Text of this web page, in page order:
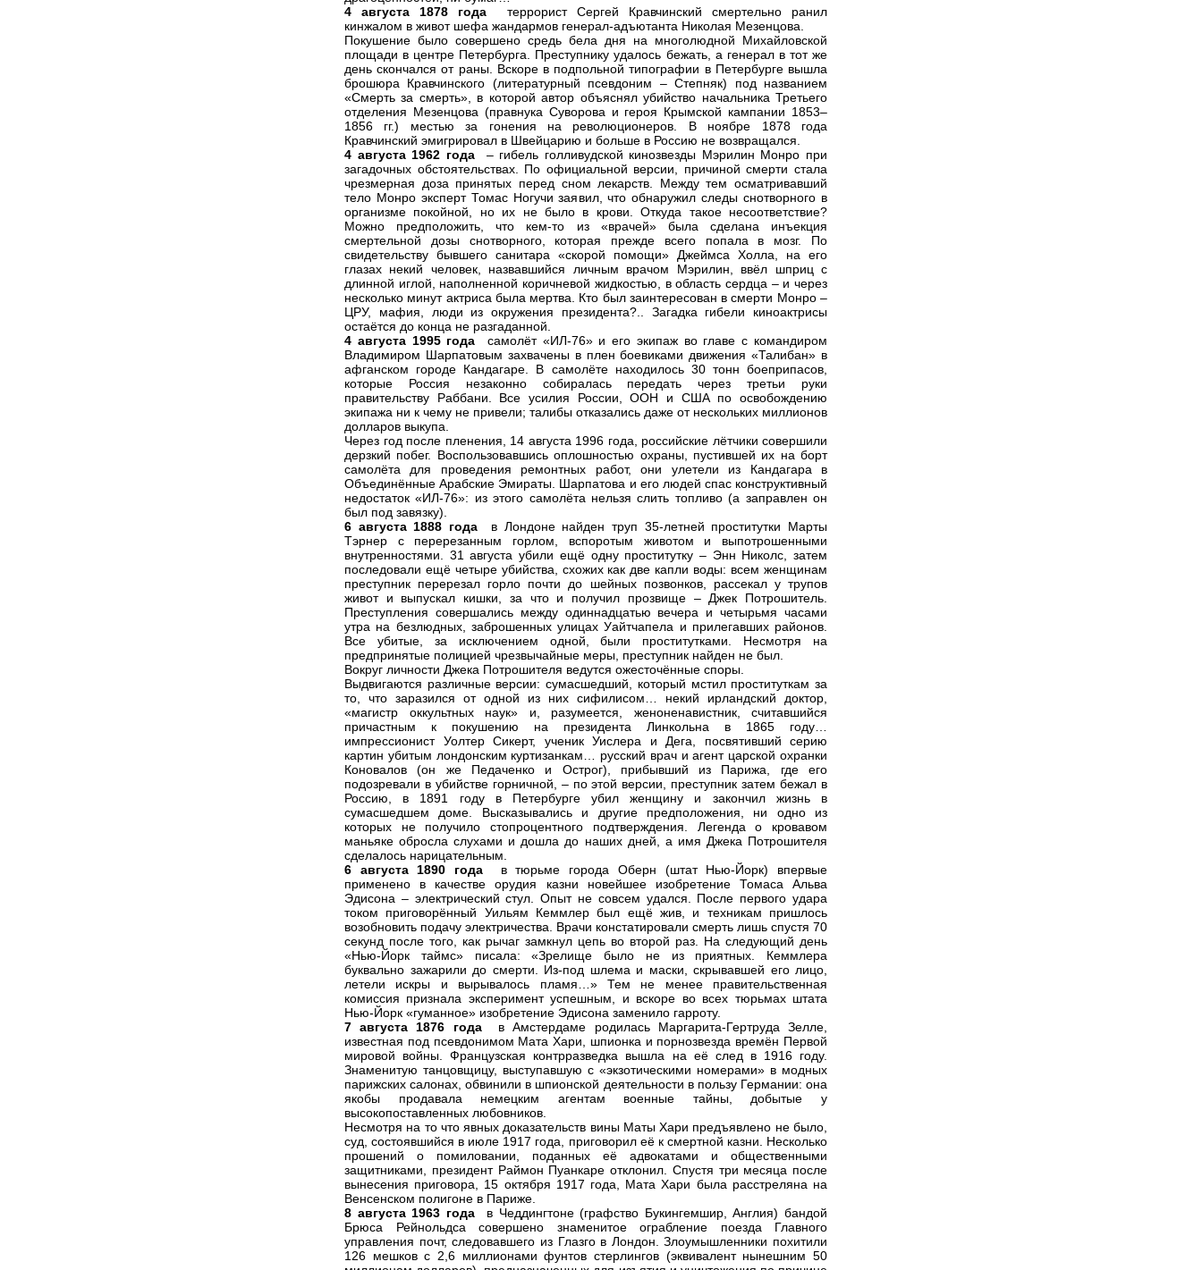
4 августа 1878 года террорист Сергей Кравчинский смертельно ранил
кинжалом в живот шефа жандармов генерал-адъютанта Николая Мезенцова.
Покушение было совершено средь бела дня на многолюдной Михайловской
площади в центре Петербурга. Преступнику удалось бежать, а генерал в тот же
день скончался от раны. Вскоре в подпольной типографии в Петербурге вышла
брошюра Кравчинского (литературный псевдоним – Степняк) под названием
«Смерть за смерть», в которой автор объяснял убийство начальника Третьего
отделения Мезенцова (правнука Суворова и героя Крымской кампании 1853–
1856 гг.) местью за гонения на революционеров. В ноябре 1878 года
Кравчинский эмигрировал в Швейцарию и больше в Россию не возвращался.
4 августа 1962 года– гибель голливудской кинозвезды Мэрилин Монро при
загадочных обстоятельствах. По официальной версии, причиной смерти стала
чрезмерная доза принятых перед сном лекарств. Между тем осматривавший
тело Монро эксперт Томас Ногучи заявил, что обнаружил следы снотворного в
организме покойной, но их не было в крови. Откуда такое несоответствие?
Можно предположить, что кем-то из «врачей» была сделана инъекция
смертельной дозы снотворного, которая прежде всего попала в мозг. По
свидетельству бывшего санитара «скорой помощи» Джеймса Холла, на его
глазах некий человек, назвавшийся личным врачом Мэрилин, ввёл шприц с
длинной иглой, наполненной коричневой жидкостью, в область сердца – и через
несколько минут актриса была мертва. Кто был заинтересован в смерти Монро –
ЦРУ, мафия, люди из окружения президента?.. Загадка гибели киноактрисы
остаётся до конца не разгаданной.
4 августа 1995 года самолёт «ИЛ-76» и его экипаж во главе с командиром
Владимиром Шарпатовым захвачены в плен боевиками движения «Талибан» в
афганском городе Кандагаре. В самолёте находилось 30 тонн боеприпасов,
которые Россия незаконно собиралась передать через третьи руки
правительству Раббани. Все усилия России, ООН и США по освобождению
экипажа ни к чему не привели; талибы отказались даже от нескольких миллионов
долларов выкупа.
Через год после пленения, 14 августа 1996 года, российские лётчики совершили
дерзкий побег. Воспользовавшись оплошностью охраны, пустившей их на борт
самолёта для проведения ремонтных работ, они улетели из Кандагара в
Объединённые Арабские Эмираты. Шарпатова и его людей спас конструктивный
недостаток «ИЛ-76»: из этого самолёта нельзя слить топливо (а заправлен он
был под завязку).
6 августа 1888 годав Лондоне найден труп 35-летней проститутки Марты
Тэрнер с перерезанным горлом, вспоротым животом и выпотрошенными
внутренностями. 31 августа убили ещё одну проститутку – Энн Николс, затем
последовали ещё четыре убийства, схожих как две капли воды: всем женщинам
преступник перерезал горло почти до шейных позвонков, рассекал у трупов
живот и выпускал кишки, за что и получил прозвище – Джек Потрошитель.
Преступления совершались между одиннадцатью вечера и четырьмя часами
утра на безлюдных, заброшенных улицах Уайтчапела и прилегавших районов.
Все убитые, за исключением одной, были проститутками. Несмотря на
предпринятые полицией чрезвычайные меры, преступник найден не был.
Вокруг личности Джека Потрошителя ведутся ожесточённые споры.
Выдвигаются различные версии: сумасшедший, который мстил проституткам за
то, что заразился от одной из них сифилисом… некий ирландский доктор,
«магистр оккультных наук» и, разумеется, женоненавистник, считавшийся
причастным к покушению на президента Линкольна в 1865 году…
импрессионист Уолтер Сикерт, ученик Уислера и Дега, посвятивший серию
картин убитым лондонским куртизанкам… русский врач и агент царской охранки
Коновалов (он же Педаченко и Острог), прибывший из Парижа, где его
подозревали в убийстве горничной, – по этой версии, преступник затем бежал в
Россию, в 1891 году в Петербурге убил женщину и закончил жизнь в
сумасшедшем доме. Высказывались и другие предположения, ни одно из
которых не получило стопроцентного подтверждения. Легенда о кровавом
маньяке обросла слухами и дошла до наших дней, а имя Джека Потрошителя
сделалось нарицательным.
6 августа 1890 года в тюрьме города Оберн (штат Нью-Йорк) впервые
применено в качестве орудия казни новейшее изобретение Томаса Альва
Эдисона – электрический стул. Опыт не совсем удался. После первого удара
током приговорённый Уильям Кеммлер был ещё жив, и техникам пришлось
возобновить подачу электричества. Врачи констатировали смерть лишь спустя 70
секунд после того, как рычаг замкнул цепь во второй раз. На следующий день
«Нью-Йорк таймс» писала: «Зрелище было не из приятных. Кеммлера
буквально зажарили до смерти. Из-под шлема и маски, скрывавшей его лицо,
летели искры и вырывалось пламя…» Тем не менее правительственная
комиссия признала эксперимент успешным, и вскоре во всех тюрьмах штата
Нью-Йорк «гуманное» изобретение Эдисона заменило гарроту.
7 августа 1876 годав Амстердаме родилась Маргарита-Гертруда Зелле,
известная под псевдонимом Мата Хари, шпионка и порнозвезда времён Первой
мировой войны. Французская контрразведка вышла на её след в 1916 году.
Знаменитую танцовщицу, выступавшую с «экзотическими номерами» в модных
парижских салонах, обвинили в шпионской деятельности в пользу Германии: она
якобы продавала немецким агентам военные тайны, добытые у
высокопоставленных любовников.
Несмотря на то что явных доказательств вины Маты Хари предъявлено не было,
суд, состоявшийся в июле 1917 года, приговорил её к смертной казни. Несколько
прошений о помиловании, поданных её адвокатами и общественными
защитниками, президент Раймон Пуанкаре отклонил. Спустя три месяца после
вынесения приговора, 15 октября 1917 года, Мата Хари была расстреляна на
Венсенском полигоне в Париже.
8 августа 1963 годав Чеддингтоне (графство Букингемшир, Англия) бандой
Брюса Рейнольдса совершено знаменитое ограбление поезда Главного
управления почт, следовавшего из Глазго в Лондон. Злоумышленники похитили
126 мешков с 2,6 миллионами фунтов стерлингов (эквивалент нынешним 50